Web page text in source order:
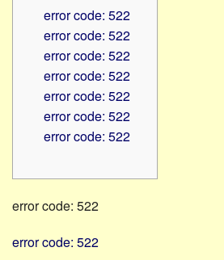
PC
Verbände
error code: 522
error code: 522
error code: 522
error code: 522
error code: 522
error code: 522
error code: 522
error code: 522
error code: 522